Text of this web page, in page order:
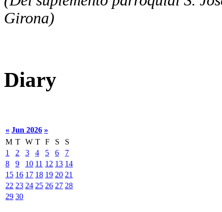
Girona)
Diary
« Jun 2026 »
M T W T F S
S
1
2 3 4 5 6
7
8
9 10 11 12 13 14
15 16 17 18 19 20 21
22 23 24 25 26 27 28
29 30